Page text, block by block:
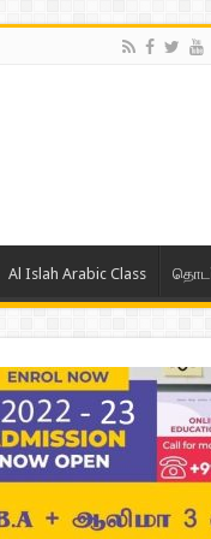
Al Islah Arabic Class